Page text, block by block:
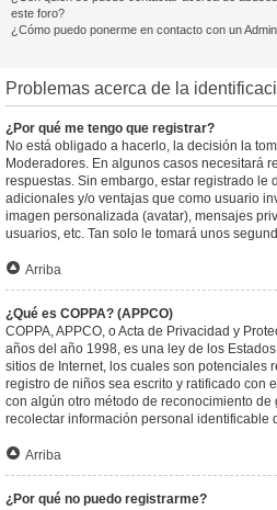
este foro?
¿Cómo puedo ponerme en contacto con un
Problemas acerca de la
¿Por qué me tengo que registrar?
No está obligado a hacerlo, la decisión la
Moderadores. En algunos casos necesitará
respuestas. Sin embargo, estar registrado le
adicionales y/o ventajas que como usuario
imagen personalizada (avatar), mensajes
usuarios, etc. Tan solo le tomará unos
Arriba
¿Qué es COPPA? (APPCO)
COPPA, APPCO, o Acta de Privacidad y
años del año 1998, es una ley de los
sitios de Internet, los cuales son potenciales
registro de niños sea escrito y ratificado con
con algún otro método de reconocimiento
recolectar información personal identificable
Arriba
¿Por qué no puedo registrarme?